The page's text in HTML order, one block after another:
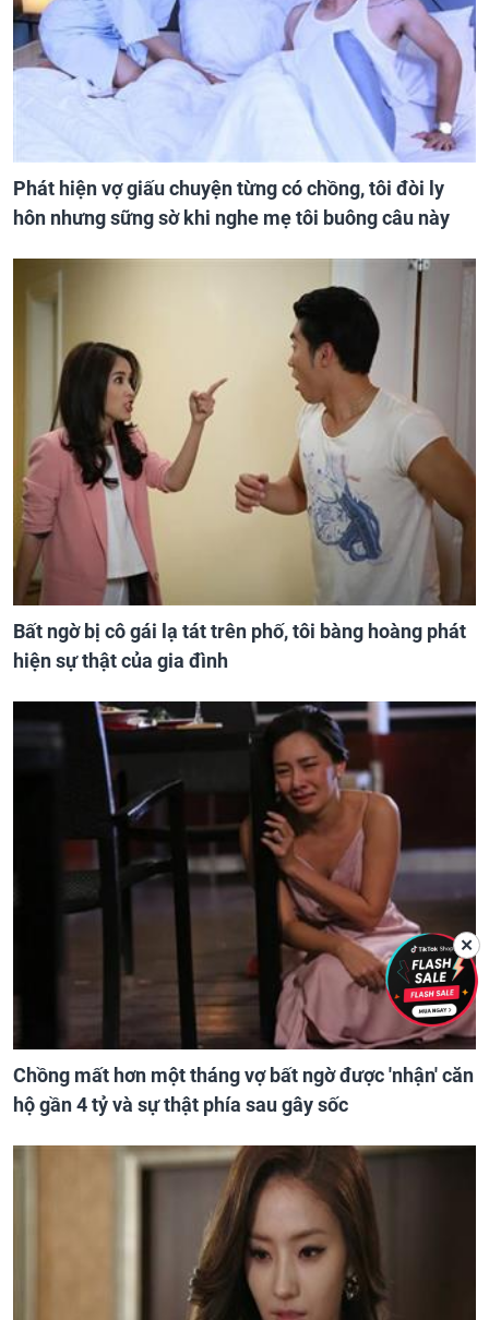
Phát hiện vợ giấu chuyện từng có chồng, tôi đòi ly
hôn nhưng sững sờ khi nghe mẹ tôi buông câu này
Bất ngờ bị cô gái lạ tát trên phố, tôi bàng hoàng phát
hiện sự thật của gia đình
Chồng mất hơn một tháng vợ bất ngờ được 'nhận' căn
hộ gần 4 tỷ và sự thật phía sau gây sốc
✕